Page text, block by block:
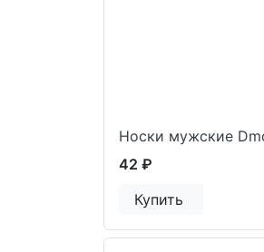
Носки мужские
42 ₽
Купить